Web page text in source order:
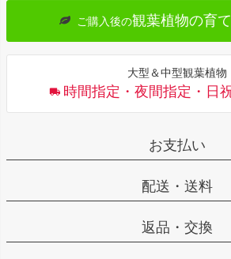
ご購入後の観葉植物の育
大型＆中型観葉植物
時間指定・夜間指定・日
お支払い
配送・送料
返品・交換